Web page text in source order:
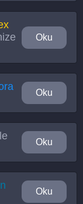
Oku
Oku
Oku
Oku